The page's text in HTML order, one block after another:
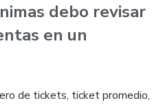
debo revisar
en un
de tickets, ticket promedio,